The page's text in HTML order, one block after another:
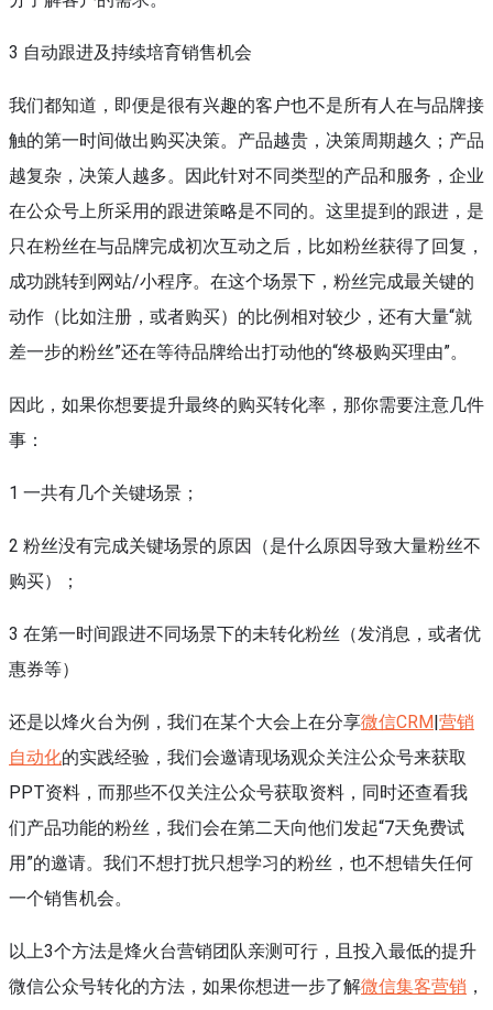
3 自动跟进及持续培育销售机会
我们都知道，即便是很有兴趣的客户也不是所有人在与品牌接
触的第一时间做出购买决策。产品越贵，决策周期越久；产品
越复杂，决策人越多。因此针对不同类型的产品和服务，企业
在公众号上所采用的跟进策略是不同的。这里提到的跟进，是
只在粉丝在与品牌完成初次互动之后，比如粉丝获得了回复，
成功跳转到网站/小程序。在这个场景下，粉丝完成最关键的
动作（比如注册，或者购买）的比例相对较少，还有大量“就
差一步的粉丝”还在等待品牌给出打动他的“终极购买理由”。
因此，如果你想要提升最终的购买转化率，那你需要注意几件
事：
1 一共有几个关键场景；
2 粉丝没有完成关键场景的原因（是什么原因导致大量粉丝不
购买）；
3 在第一时间跟进不同场景下的未转化粉丝（发消息，或者优
惠券等）
还是以烽火台为例，我们在某个大会上在分享微信CRM|营销
自动化的实践经验，我们会邀请现场观众关注公众号来获取
PPT资料，而那些不仅关注公众号获取资料，同时还查看我
们产品功能的粉丝，我们会在第二天向他们发起“7天免费试
用”的邀请。我们不想打扰只想学习的粉丝，也不想错失任何
一个销售机会。
以上3个方法是烽火台营销团队亲测可行，且投入最低的提升
微信公众号转化的方法，如果你想进一步了解微信集客营销 ，